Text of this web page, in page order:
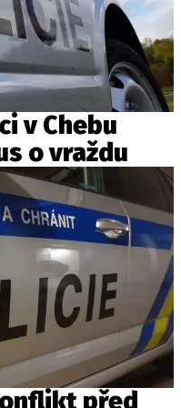
v Chebu
o vraždu
před